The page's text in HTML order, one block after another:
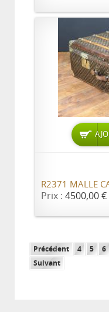
R2371 MALLE
Prix : 4500,00 €
Précédent 4 5 6
Suivant